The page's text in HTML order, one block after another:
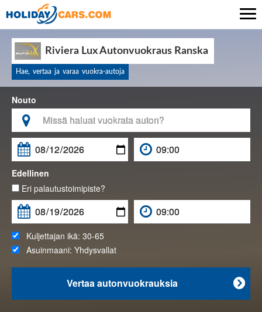
Riviera Lux Autonvuokraus Ranska
Hae, vertaa ja varaa vuokra-autoja
Nouto


Edellinen
Eri palautustoimipiste?
Kuljettajan ikä: 30-65
Asuinmaani: Yhdysvallat

Vertaa autonvuokrauksia